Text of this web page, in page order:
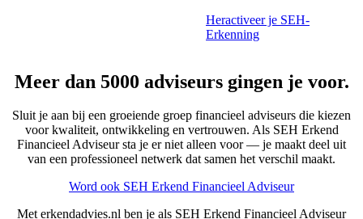
Heractiveer je SEH-
Erkenning
Meer dan 5000 adviseurs gingen je voor.
Sluit je aan bij een groeiende groep financieel adviseurs die kiezen
voor kwaliteit, ontwikkeling en vertrouwen. Als SEH Erkend
Financieel Adviseur sta je er niet alleen voor — je maakt deel uit
van een professioneel netwerk dat samen het verschil maakt.
Word ook SEH Erkend Financieel Adviseur
Met erkendadvies.nl ben je als SEH Erkend Financieel Adviseur